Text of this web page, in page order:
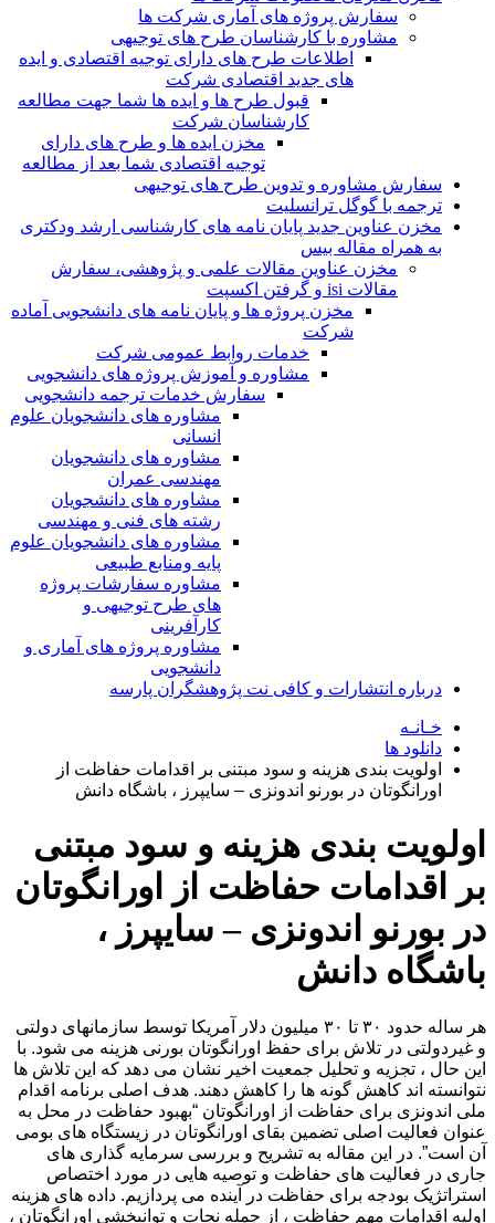
سفارش پروژه های آماری شرکت ها
مشاوره با کارشناسان طرح های توجیهی
اطلاعات طرح های دارای توجیه اقتصادی و ایده
های جدید اقتصادی شرکت
قبول طرح ها و ایده ها شما جهت مطالعه
کارشناسان شرکت
مخزن ایده ها و طرح های دارای
توجیه اقتصادی شما بعد از مطالعه
سفارش مشاوره و تدوین طرح های توجیهی
ترجمه با گوگل ترانسلیت
مخزن عناوین جدید پایان نامه های کارشناسی ارشد ودکتری
به همراه مقاله بیس
مخزن عناوین مقالات علمی و پژوهشی، سفارش
مقالات isi و گرفتن اکسپت
مخزن پروژه ها و پایان نامه های دانشجویی آماده
شرکت
خدمات روابط عمومی شرکت
مشاوره و آموزش پروژه های دانشجویی
سفارش خدمات ترجمه دانشجویی
مشاوره های دانشجویان علوم
انسانی
مشاوره های دانشجویان
مهندسی عمران
مشاوره های دانشجویان
رشته های فنی و مهندسی
مشاوره های دانشجویان علوم
پایه ومنابع طبیعی
مشاوره سفارشات پروژه
های طرح توجیهی و
کارآفرینی
مشاوره پروژه های آماری و
دانشجویی
درباره انتشارات و کافی نت پژوهشگران پارسه
خـانـه
دانلود ها
اولویت بندی هزینه و سود مبتنی بر اقدامات حفاظت از
اورانگوتان در بورنو اندونزی – سایپرز ، باشگاه دانش
اولویت بندی هزینه و سود مبتنی
بر اقدامات حفاظت از اورانگوتان
در بورنو اندونزی – سایپرز ،
باشگاه دانش
هر ساله حدود ۳۰ تا ۳۰ میلیون دلار آمریکا توسط سازمانهای دولتی
و غیردولتی در تلاش برای حفظ اورانگوتان بورنی هزینه می شود. با
این حال ، تجزیه و تحلیل جمعیت اخیر نشان می دهد که این تلاش ها
نتوانسته اند کاهش گونه ها را کاهش دهند. هدف اصلی برنامه اقدام
ملی اندونزی برای حفاظت از اورانگوتان “بهبود حفاظت در محل به
عنوان فعالیت اصلی تضمین بقای اورانگوتان در زیستگاه های بومی
آن است”. در این مقاله به تشریح و بررسی سرمایه گذاری های
جاری در فعالیت های حفاظت و توصیه هایی در مورد اختصاص
استراتژیک بودجه برای حفاظت در آینده می پردازیم. داده های هزینه
اولیه اقدامات مهم حفاظت ، از جمله نجات و توانبخشی اورانگوتان ،